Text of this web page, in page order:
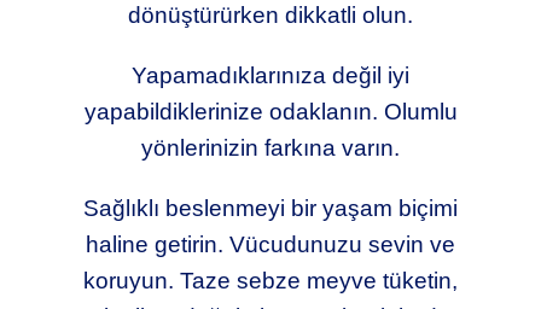
dönüştürürken dikkatli olun.
Yapamadıklarınıza değil iyi
yapabildiklerinize odaklanın. Olumlu
yönlerinizin farkına varın.
Sağlıklı beslenmeyi bir yaşam biçimi
haline getirin. Vücudunuzu sevin ve
koruyun. Taze sebze meyve tüketin,